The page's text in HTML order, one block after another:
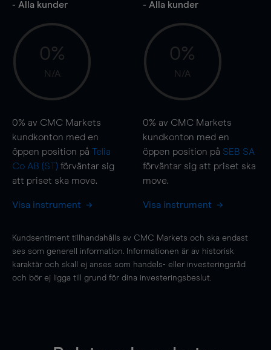
- Alla kunder
0%
N/A
0% av CMC Markets
kundkonton med en
öppen position på Telia
Co AB (ST) förväntar sig
att priset ska move.
Visa instrument
- Alla kunder
0%
N/A
0% av CMC Markets
kundkonton med en
öppen position på SEB SA
förväntar sig att priset ska
move.
Visa instrument
Kundsentiment tillhandahålls av CMC Markets och ska endast
ses som generell information. Informationen är av historisk
karaktär och skall ej anses som handels- eller investeringsråd
och bör ej ligga till grund för dina investeringsbeslut.